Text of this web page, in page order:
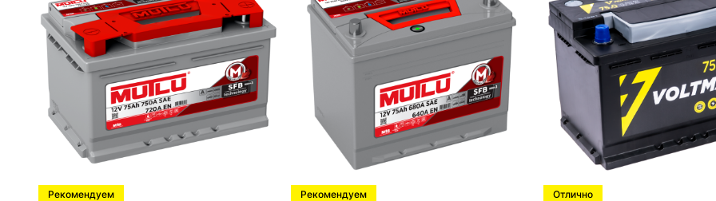
Рекомендуем Рекомендуем Отлично